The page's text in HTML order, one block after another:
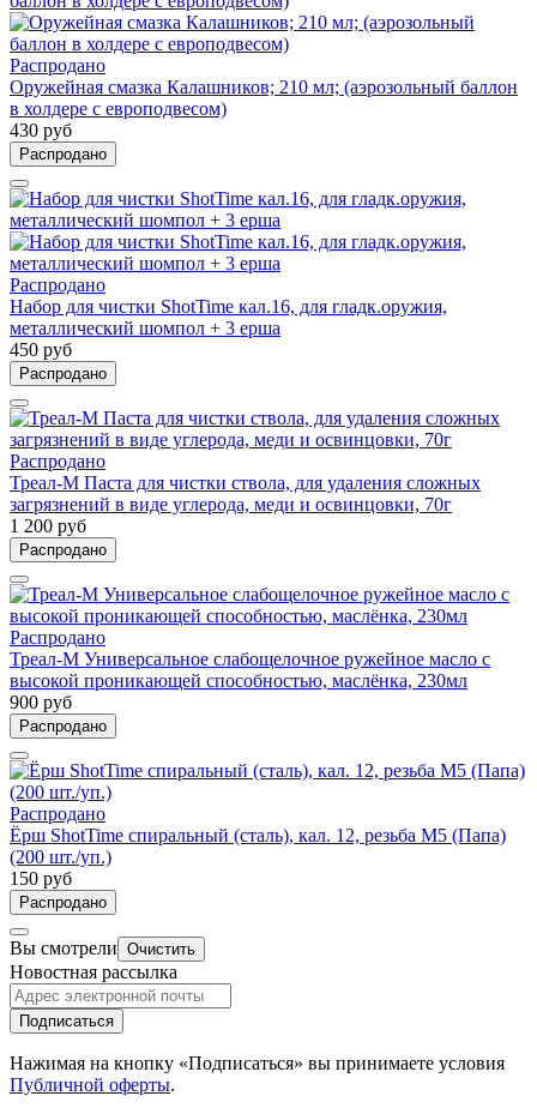
Распродано
Оружейная смазка Калашников; 210 мл; (аэрозольный баллон
в холдере с европодвесом)
430 руб
Распродано
Распродано
Набор для чистки ShotTime кал.16, для гладк.оружия,
металлический шомпол + 3 ерша
450 руб
Распродано
Распродано
Треал-М Паста для чистки ствола, для удаления сложных
загрязнений в виде углерода, меди и освинцовки, 70г
1 200 руб
Распродано
Распродано
Треал-М Универсальное слабощелочное ружейное масло с
высокой проникающей способностью, маслёнка, 230мл
900 руб
Распродано
Распродано
Ёрш ShotTime спиральный (сталь), кал. 12, резьба M5 (Папа)
(200 шт./уп.)
150 руб
Распродано
Вы смотрели Очистить
Новостная рассылка
Подписаться
Нажимая на кнопку «Подписаться» вы принимаете условия
Публичной оферты.